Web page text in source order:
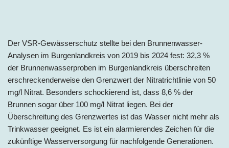
Der VSR-Gewässerschutz stellte bei den Brunnenwasser-
Analysen im Burgenlandkreis von 2019 bis 2024 fest: 32,3 %
der Brunnenwasserproben im Burgenlandkreis überschreiten
erschreckenderweise den Grenzwert der Nitratrichtlinie von 50
mg/l Nitrat. Besonders schockierend ist, dass 8,6 % der
Brunnen sogar über 100 mg/l Nitrat liegen. Bei der
Überschreitung des Grenzwertes ist das Wasser nicht mehr als
Trinkwasser geeignet. Es ist ein alarmierendes Zeichen für die
zukünftige Wasserversorgung für nachfolgende Generationen.